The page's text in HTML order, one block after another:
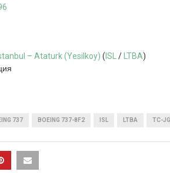
– Ataturk (Yesilkoy) ( ISL / LTBA)
737 BOEING 737-8F2 ISL LTBA TC-